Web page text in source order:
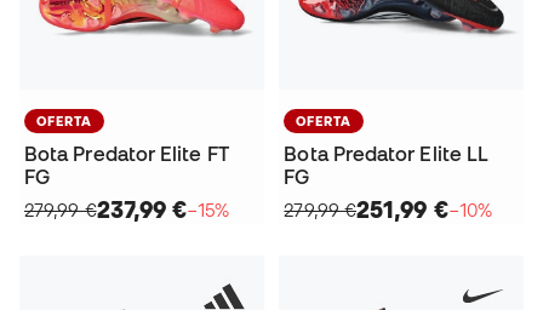
OFERTA
Bota Predator Elite FT
FG
279,99 €237,99 €−15%
OFERTA
Bota Predator Elite LL
FG
279,99 €251,99 €−10%